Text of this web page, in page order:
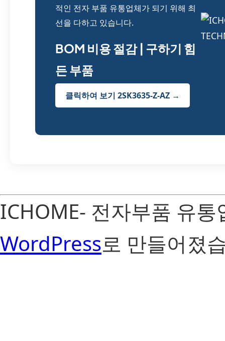
적인 전자 부품 유통업체가 되기 위해 최
선을 다하고 있습니다.
BOM 비용 절감 | 구하기 힘
든 부품
클릭하여 보기 2SK3635-Z-AZ →
ICHOME- 전자부품 유
WordPress로 만들어졌